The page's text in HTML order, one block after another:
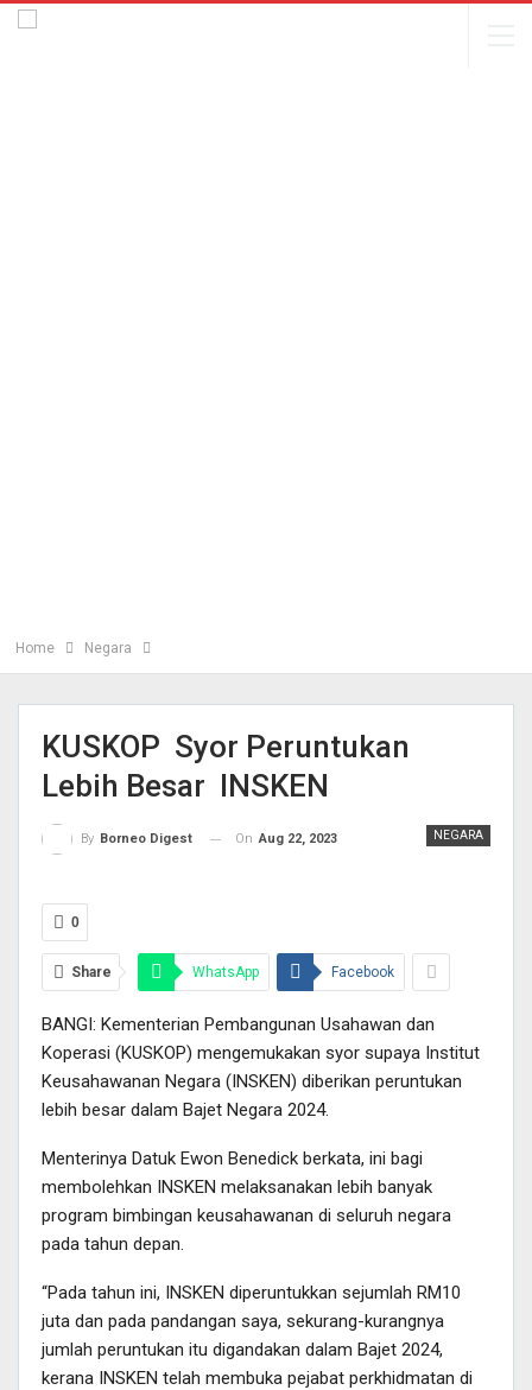
Home Negara
KUSKOP Syor Peruntukan
Lebih Besar INSKEN
NEGARA
By Borneo Digest On Aug 22, 2023
0
Share WhatsApp Facebook
BANGI: Kementerian Pembangunan Usahawan dan
Koperasi (KUSKOP) mengemukakan syor supaya Institut
Keusahawanan Negara (INSKEN) diberikan peruntukan
lebih besar dalam Bajet Negara 2024.
Menterinya Datuk Ewon Benedick berkata, ini bagi
membolehkan INSKEN melaksanakan lebih banyak
program bimbingan keusahawanan di seluruh negara
pada tahun depan.
“Pada tahun ini, INSKEN diperuntukkan sejumlah RM10
juta dan pada pandangan saya, sekurang-kurangnya
jumlah peruntukan itu digandakan dalam Bajet 2024,
kerana INSKEN telah membuka pejabat perkhidmatan di